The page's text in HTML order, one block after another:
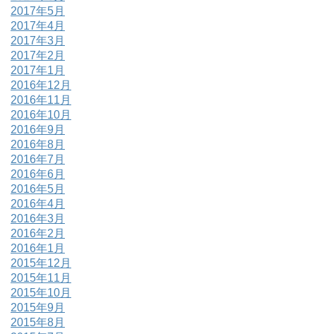
2017年5月
2017年4月
2017年3月
2017年2月
2017年1月
2016年12月
2016年11月
2016年10月
2016年9月
2016年8月
2016年7月
2016年6月
2016年5月
2016年4月
2016年3月
2016年2月
2016年1月
2015年12月
2015年11月
2015年10月
2015年9月
2015年8月